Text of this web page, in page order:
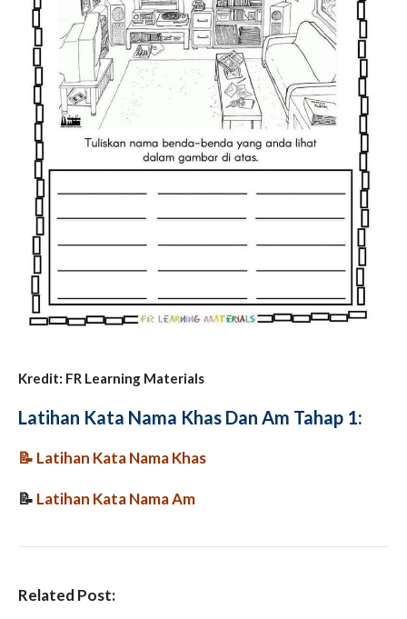
Kredit: FR Learning Materials
Latihan Kata Nama Khas Dan Am Tahap 1:
📝 Latihan Kata Nama Khas
📝 Latihan Kata Nama Am
Related Post: